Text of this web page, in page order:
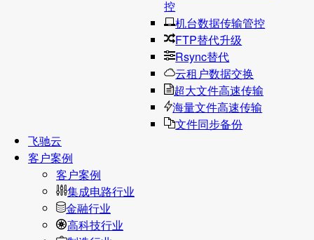
控
机台数据传输管控
FTP替代升级
Rsync替代
云租户数据交换
超大文件高速传输
海量文件高速传输
文件同步备份
飞驰云
客户案例
客户案例
集成电路行业
金融行业
高科技行业